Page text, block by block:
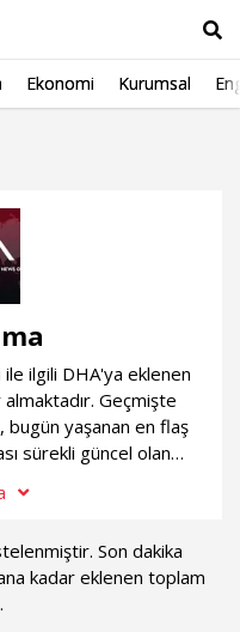
Ekonomi Kurumsal
ile ilgili DHA'ya eklenen
Geçmişte
bugün yaşanan en flaş
sürekli güncel olan
Son dakika
kadar eklenen toplam